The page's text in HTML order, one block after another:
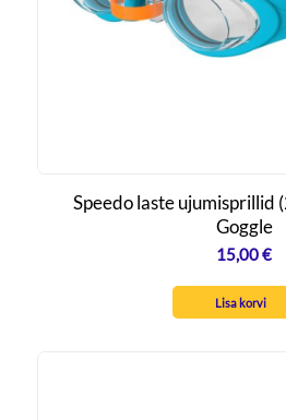
Speedo laste ujumisprillid
Goggle
15,00€
Lisa korvi